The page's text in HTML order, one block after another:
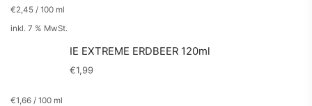
€2,45 / 100 ml
inkl. 7 % MwSt.
IE EXTREME ERDBEER 120ml
€1,99
€1,66 / 100 ml